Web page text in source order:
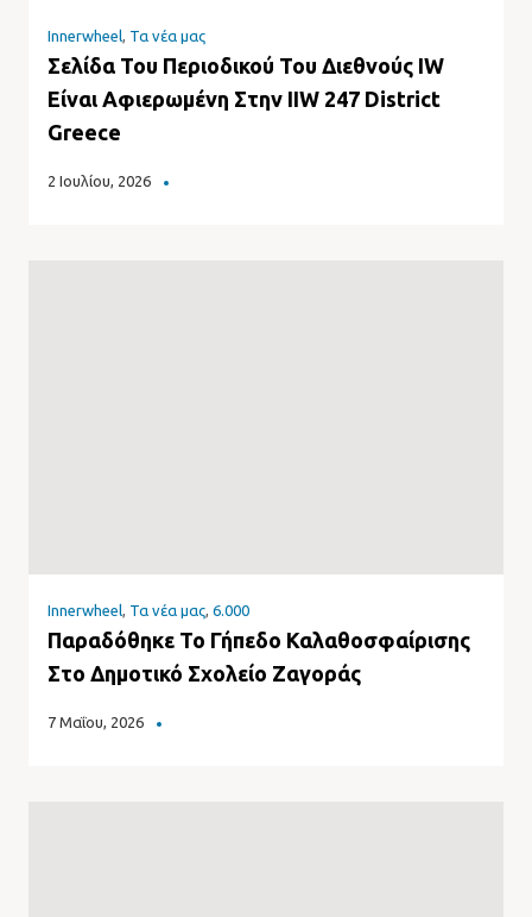
Innerwheel, Τα νέα μας
Σελίδα Του Περιοδικού Του Διεθνούς IW
Είναι Αφιερωμένη Στην IIW 247 District
Greece
2 Ιουλίου, 2026
Innerwheel, Τα νέα μας, 6.000
Παραδόθηκε Το Γήπεδο Καλαθοσφαίρισης
Στο Δημοτικό Σχολείο Ζαγοράς
7 Μαΐου, 2026